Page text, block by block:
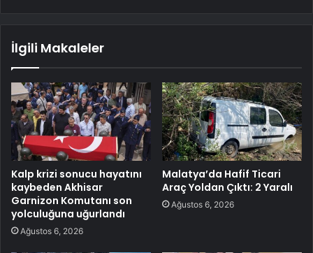
İlgili Makaleler
Kalp krizi sonucu hayatını
kaybeden Akhisar
Garnizon Komutanı son
yolculuğuna uğurlandı
Ağustos 6, 2026
Malatya’da Hafif Ticari
Araç Yoldan Çıktı: 2 Yaralı
Ağustos 6, 2026